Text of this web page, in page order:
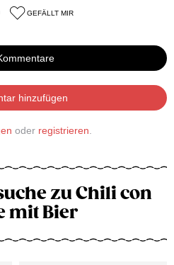
GEFÄLLT MIR
hinzufügen
oder registrieren
zu Chili con
mit Bier